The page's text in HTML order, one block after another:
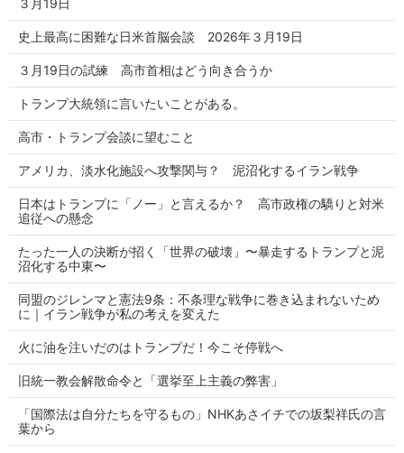
３月19日
史上最高に困難な日米首脳会談 2026年３月19日
３月19日の試練 高市首相はどう向き合うか
トランプ大統領に言いたいことがある。
高市・トランプ会談に望むこと
アメリカ、淡水化施設へ攻撃関与？ 泥沼化するイラン戦争
日本はトランプに「ノー」と言えるか？ 高市政権の驕りと対米
追従への懸念
たった一人の決断が招く「世界の破壊」〜暴走するトランプと泥
沼化する中東〜
同盟のジレンマと憲法9条：不条理な戦争に巻き込まれないため
に｜イラン戦争が私の考えを変えた
火に油を注いだのはトランプだ！今こそ停戦へ
旧統一教会解散命令と「選挙至上主義の弊害」
「国際法は自分たちを守るもの」NHKあさイチでの坂梨祥氏の言
葉から